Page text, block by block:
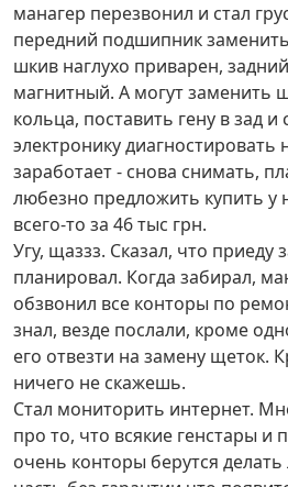
манагер перезвонил и стал
передний подшипник
шкив наглухо приварен,
магнитный. А могут заменить
кольца, поставить гену в зад
электронику диагностировать
заработает - снова снимать,
любезно предложить купить у
всего-то за 46 тыс грн.
Угу, щаззз. Сказал, что приеду
планировал. Когда забирал,
обзвонил все конторы по
знал, везде послали, кроме
его отвезти на замену щеток.
ничего не скажешь.
Стал мониторить интернет.
про то, что всякие генстары и
очень конторы берутся